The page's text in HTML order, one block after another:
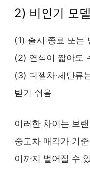
2) 비인기 모
(1) 출시 종료 또는
(2) 연식이 짧아도
(3) 디젤차·세단류
받기 쉬움
이러한 차이는 브
중고차 매각가 기
이까지 벌어질 수